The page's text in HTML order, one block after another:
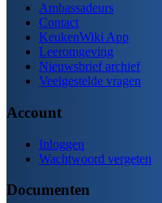
Ambassadeurs
Contact
KeukenWiki App
Leeromgeving
Nieuwsbrief archief
Veelgestelde vragen
Account
Inloggen
Wachtwoord vergeten
Documenten